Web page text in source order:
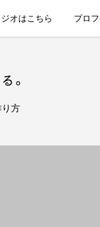
ジオはこちら プロ
り方